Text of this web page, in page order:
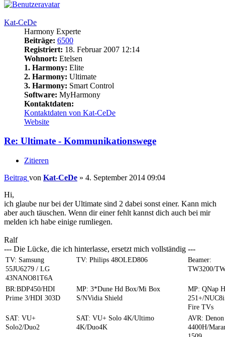
Kat-CeDe
Harmony Experte
Beiträge: 6500
Registriert: 18. Februar 2007 12:14
Wohnort: Etelsen
1. Harmony: Elite
2. Harmony: Ultimate
3. Harmony: Smart Control
Software: MyHarmony
Kontaktdaten:
Kontaktdaten von Kat-CeDe
Website
Re: Ultimate - Kommunikationswege
Zitieren
Beitrag von Kat-CeDe » 4. September 2014 09:04
Hi,
ich glaube nur bei der Ultimate sind 2 dabei sonst einer. Kann mich
aber auch täuschen. Wenn dir einer fehlt kannst dich auch bei mir
melden ich habe einige rumliegen.
Ralf
--- Die Lücke, die ich hinterlasse, ersetzt mich vollständig ---
TV: Samsung
55JU6279 / LG
43NANO81T6A
TV: Philips 48OLED806
Beamer:
TW3200/
BR:BDP450/HDI
Prime 3/HDI 303D
MP: 3*Dune Hd Box/Mi Box
S/NVidia Shield
MP: QNap
251+/
Fire TVs
SAT: VU+
Solo2/Duo2
SAT: VU+ Solo 4K/Ultimo
4K/Duo4K
AVR: Denon
4400H/